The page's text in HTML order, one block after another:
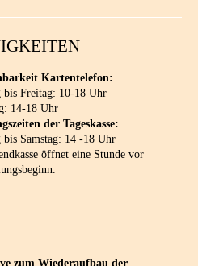
Kartentelefon:
bis Freitag: 10-18 Uhr
14-18 Uhr
der Tageskasse:
bis Samstag: 14 -18 Uhr
öffnet eine Stunde vor
zum Wiederaufbau der